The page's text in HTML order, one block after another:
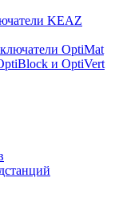
KEAZ
OptiMat
и OptiVert